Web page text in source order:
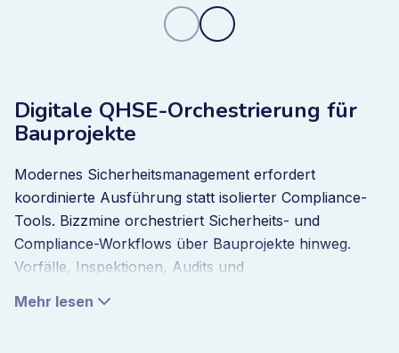
Digitale QHSE-Orchestrierung für
Bauprojekte
Modernes Sicherheitsmanagement erfordert
koordinierte Ausführung statt isolierter Compliance-
Tools. Bizzmine orchestriert Sicherheits- und
Compliance-Workflows über Bauprojekte hinweg.
Vorfälle, Inspektionen, Audits und
Mehr lesen